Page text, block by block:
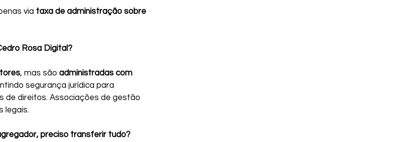
via taxa de administração sobre
Rosa Digital?
, mas são administradas com
segurança jurídica para
de direitos. Associações de gestão
legais.
preciso transferir tudo?